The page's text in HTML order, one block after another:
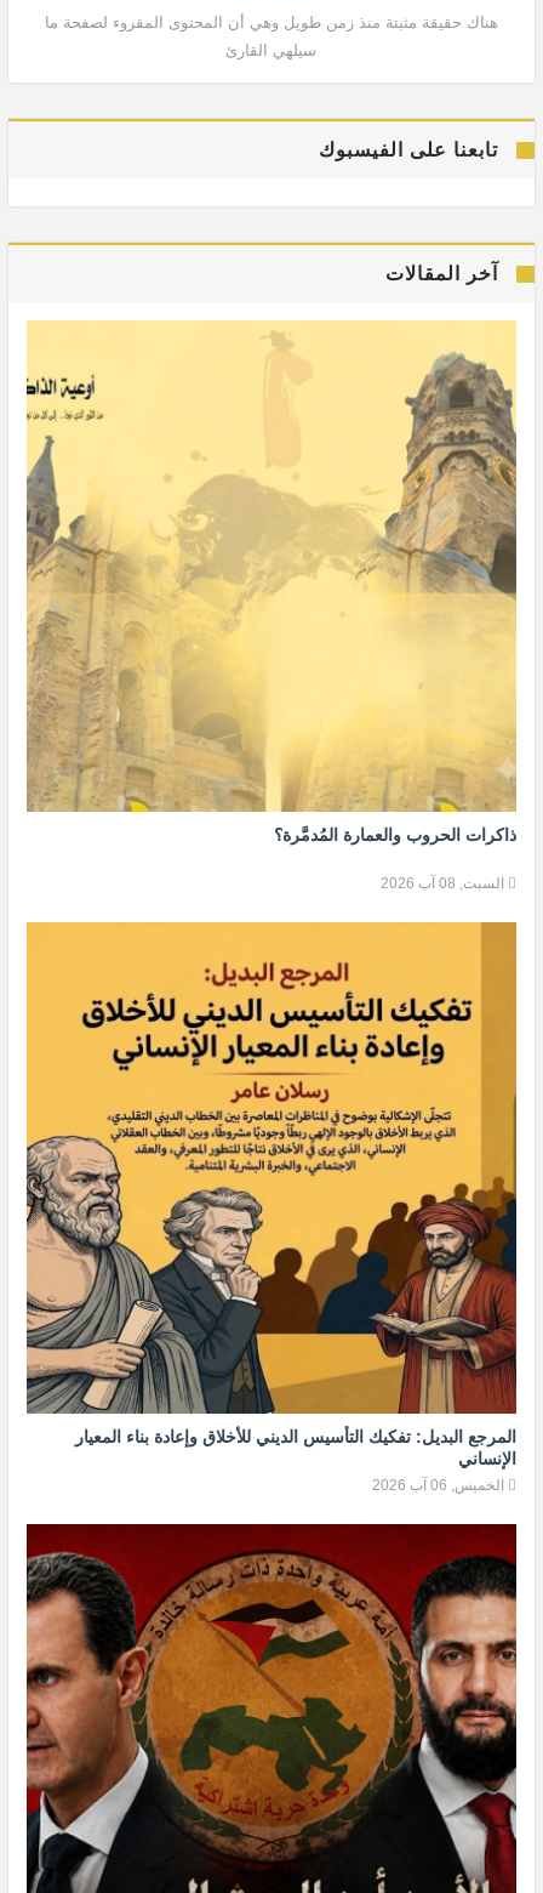
هناك حقيقة مثبتة منذ زمن طويل وهي أن المحتوى المقروء لصفحة ما
سيلهي القارئ
تابعنا على الفيسبوك
آخر المقالات
ذاكرات الحروب والعمارة المُدمَّرة؟
السبت, 08 آب 2026
المرجع البديل: تفكيك التأسيس الديني للأخلاق وإعادة بناء المعيار
الإنساني
الخميس, 06 آب 2026